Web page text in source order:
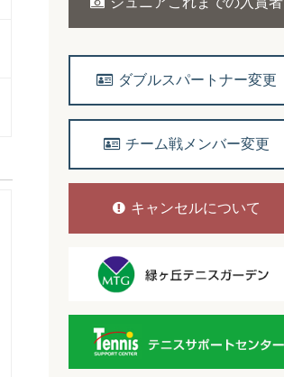
ダブルスパートナー変更
チーム戦メンバー変更
キャンセルについて